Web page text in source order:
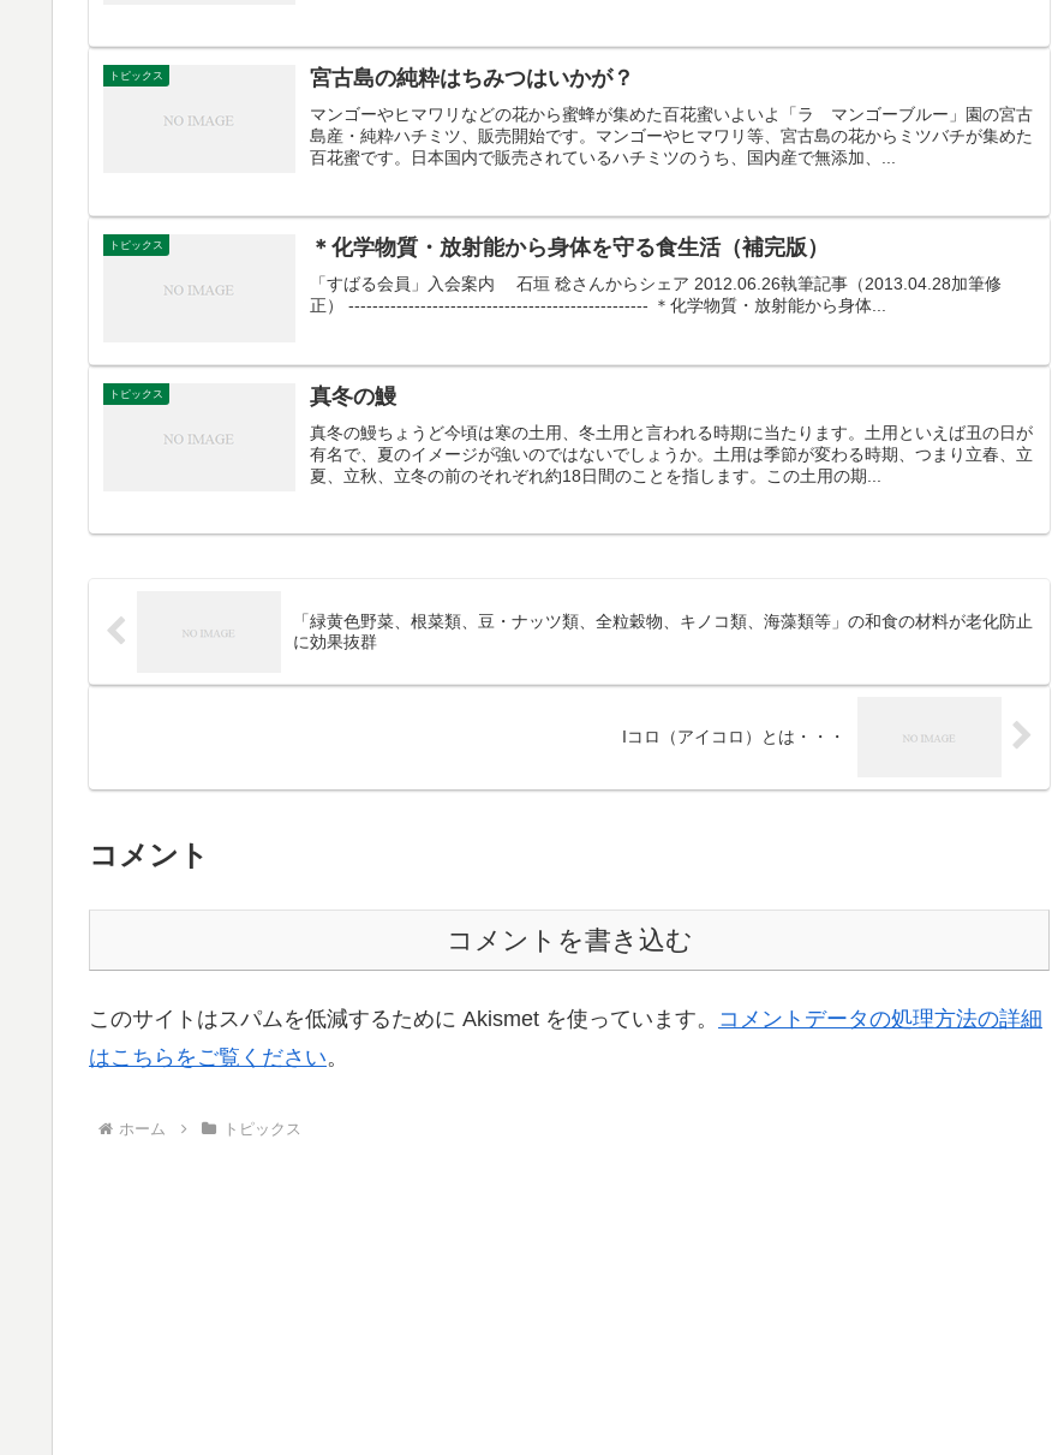
トピックス 宮古島の純粋はちみつはいかが？
マンゴーやヒマワリなどの花から蜜蜂が集めた百花蜜いよいよ「ラ マンゴーブルー」園の宮古
島産・純粋ハチミツ、販売開始です。マンゴーやヒマワリ等、宮古島の花からミツバチが集めた
百花蜜です。日本国内で販売されているハチミツのうち、国内産で無添加、...
トピックス ＊化学物質・放射能から身体を守る食生活（補完版）
「すばる会員」入会案内 石垣 稔さんからシェア 2012.06.26執筆記事（2013.04.28加筆修
正） -------------------------------------------------- ＊化学物質・放射能から身体...
トピックス 真冬の鰻
真冬の鰻ちょうど今頃は寒の土用、冬土用と言われる時期に当たります。土用といえば丑の日が
有名で、夏のイメージが強いのではないでしょうか。土用は季節が変わる時期、つまり立春、立
夏、立秋、立冬の前のそれぞれ約18日間のことを指します。この土用の期...
「緑黄色野菜、根菜類、豆・ナッツ類、全粒穀物、キノコ類、海藻類等」の和食の材料が老化防止
に効果抜群
Iコロ（アイコロ）とは・・・
コメント
コメントを書き込む
このサイトはスパムを低減するために Akismet を使っています。 コメントデータの処理方法の詳細
はこちらをご覧ください。
ホーム トピックス